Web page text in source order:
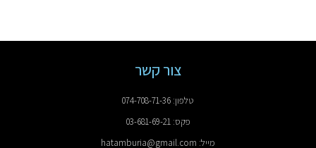
צור קשר
טלפון: 074-708-71-36
פקס: 03-681-69-21
מייל: hatamburia@gmail.com